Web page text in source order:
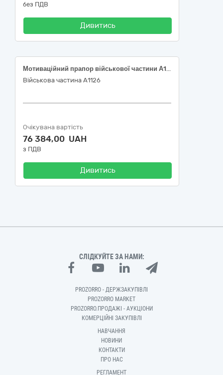
без ПДВ
Дивитись
Мотиваційний прапор військової частини А1126
Військова частина А1126
Очікувана вартість
76 384,00 UAH
з ПДВ
Дивитись
СЛІДКУЙТЕ ЗА НАМИ:
PROZORRO - ДЕРЖЗАКУПІВЛІ
PROZORRO MARKET
PROZORRO.ПРОДАЖІ - АУКЦІОНИ
КОМЕРЦІЙНІ ЗАКУПІВЛІ
НАВЧАННЯ
НОВИНИ
КОНТАКТИ
ПРО НАС
РЕГЛАМЕНТ